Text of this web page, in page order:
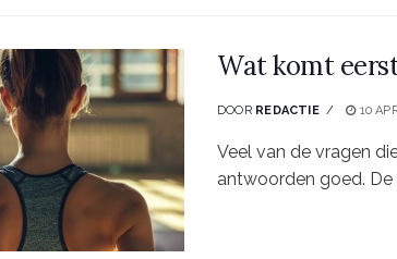
Wat komt
DOOR REDACTIE 10
Veel van de vragen
antwoorden goed. De